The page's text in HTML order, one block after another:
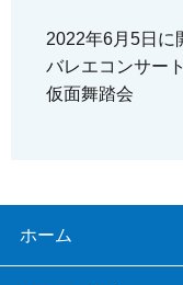
2022年6月5日に
バレエコンサー
仮面舞踏会
ホーム